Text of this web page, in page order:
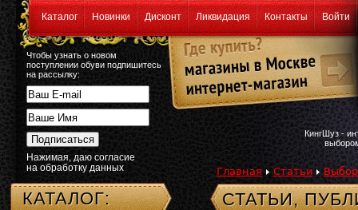
Каталог Новинки Дисконт Ликвидация Контакты Войти
Чтобы узнать о новом
поступлении обуви подпишитесь
на рассылку:
Нажимая, даю согласие
на обработку данных
КингШуз -
Главная Статьи
СТАТЬИ,
КАТАЛОГ: